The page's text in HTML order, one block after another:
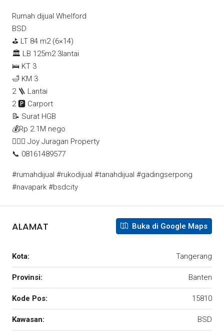
Rumah dijual Whelford
BSD
⛳ LT 84 m2 (6×14)
🏛️ LB 125m2 3lantai
🛌 KT 3
🛁 KM 3
2 🪜 Lantai
2 🅿️ Carport
📝 Surat HGB
💰Rp 2.1M nego
🙋🏻‍♀️ Joy Juragan Property
📞 08161489577
#rumahdijual #rukodijual #tanahdijual #gadingserpong
#navapark #bsdcity
ALAMAT Buka di Google Maps
Kota: Tangerang
Provinsi: Banten
Kode Pos: 15810
Kawasan: BSD